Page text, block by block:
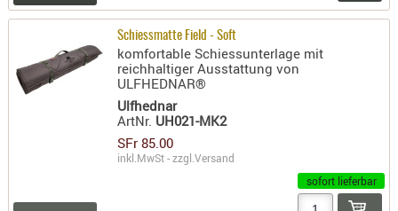
BÜRSTEN
Schiessmatte Field - Soft
komfortable Schiessunterlage mit
reichhaltiger Ausstattung von
ULFHEDNAR®
Ulfhednar
ArtNr. UH021-MK2
SFr 85.00
inkl.MwSt - zzgl.Versand
sofort lieferbar